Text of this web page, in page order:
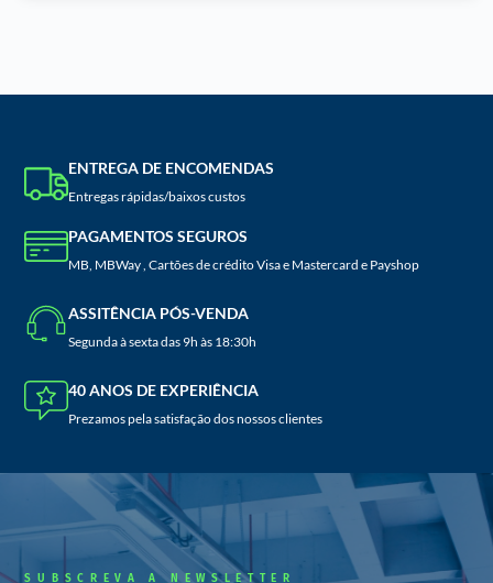
ENTREGA DE ENCOMENDAS
Entregas rápidas/baixos custos
PAGAMENTOS SEGUROS
MB, MBWay , Cartões de crédito Visa e Mastercard e Payshop
ASSITÊNCIA PÓS-VENDA
Segunda à sexta das 9h às 18:30h
40 ANOS DE EXPERIÊNCIA
Prezamos pela satisfação dos nossos clientes
SUBSCREVA A NEWSLETTER